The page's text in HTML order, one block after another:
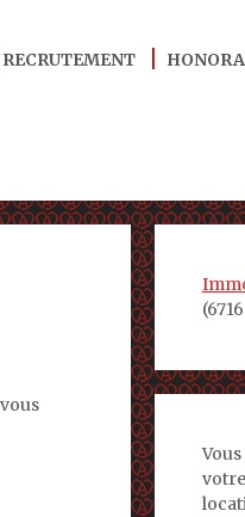
RECRUTEMENT